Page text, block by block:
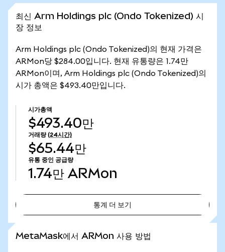
최신 Arm Holdings plc (Ondo Tokenized) 시
장 정보
Arm Holdings plc (Ondo Tokenized)의 현재 가격은
ARMon당 $284.00입니다. 현재 유통량은 1.74만
ARMon이며, Arm Holdings plc (Ondo Tokenized)의
시가 총액은 $493.40만입니다.
시가총액
$493.40만
거래량 (24시간)
$65.44만
유통 중인 공급량
1.74만 ARMon
통계 더 보기
MetaMask에서 ARMon 사용 방법